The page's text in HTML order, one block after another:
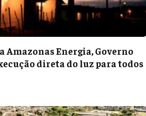
Amazonas Energia, Governo
direta do luz para todos